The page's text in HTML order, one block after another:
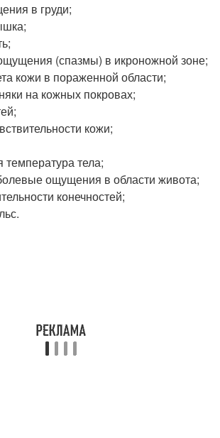
в груди;
(спазмы) в икроножной зоне;
кожи в пораженной области;
на кожных покровах;
кожи;
температура тела;
ощущения в области живота;
конечностей;